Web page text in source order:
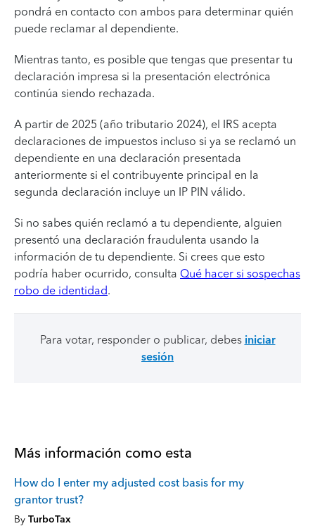
pondrá en contacto con ambos para determinar quién
puede reclamar al dependiente.
Mientras tanto, es posible que tengas que presentar tu
declaración impresa si la presentación electrónica
continúa siendo rechazada.
A partir de 2025 (año tributario 2024), el IRS acepta
declaraciones de impuestos incluso si ya se reclamó un
dependiente en una declaración presentada
anteriormente si el contribuyente principal en la
segunda declaración incluye un IP PIN válido.
Si no sabes quién reclamó a tu dependiente, alguien
presentó una declaración fraudulenta usando la
información de tu dependiente. Si crees que esto
podría haber ocurrido, consulta Qué hacer si sospechas
robo de identidad.
Para votar, responder o publicar, debes iniciar
sesión
Más información como esta
How do I enter my adjusted cost basis for my
grantor trust?
By TurboTax